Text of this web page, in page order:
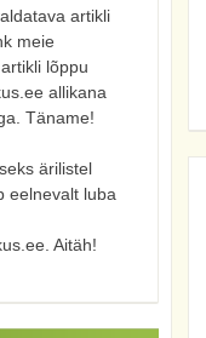
artikli
meie
lõppu
allikana
Täname!
ärilistel
eelnevalt luba
Aitäh!